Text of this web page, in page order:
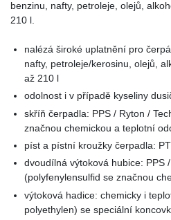
benzinu, nafty, petroleje, olejů,
210 l.
nalézá široké uplatnění pro
nafty, petroleje/kerosinu, olejů,
až 210 l
odolnost i v případě kyseliny
skříň čerpadla: PPS / Ryton /
značnou chemickou a teplotní
píst a pístní kroužky čerpadla:
dvoudílná výtoková hubice: PPS
(polyfenylensulfid se značnou
výtoková hadice: chemicky i
polyethylen) se speciální